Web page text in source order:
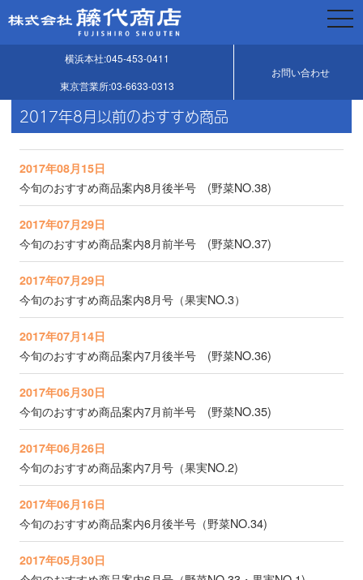
横浜本社:045-453-0411
お問い合わせ
東京営業所:03-6633-0313
2017年8月以前のおすすめ商品
2017年08月15日
今旬のおすすめ商品案内8月後半号 (野菜NO.38)
2017年07月29日
今旬のおすすめ商品案内8月前半号 (野菜NO.37)
2017年07月29日
今旬のおすすめ商品案内8月号（果実NO.3）
2017年07月14日
今旬のおすすめ商品案内7月後半号 (野菜NO.36)
2017年06月30日
今旬のおすすめ商品案内7月前半号 (野菜NO.35)
2017年06月26日
今旬のおすすめ商品案内7月号（果実NO.2)
2017年06月16日
今旬のおすすめ商品案内6月後半号（野菜NO.34)
2017年05月30日